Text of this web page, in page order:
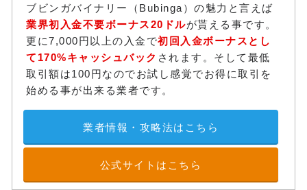
ブビンガバイナリー（Bubinga）の魅力と言えば
業界初入金不要ボーナス20ドルが貰える事です。
更に7,000円以上の入金で初回入金ボーナスとし
て170%キャッシュバック されます。そして最低
取引額は100円なのでお試し感覚でお得に取引を
始める事が出来る業者です。
業者情報・攻略法はこちら
公式サイトはこちら